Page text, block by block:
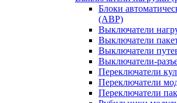
Блоки
(АВР)
Выключатели
Выключатели
Выключатели
Выключатели-
Переключатели
Переключатели
Переключатели